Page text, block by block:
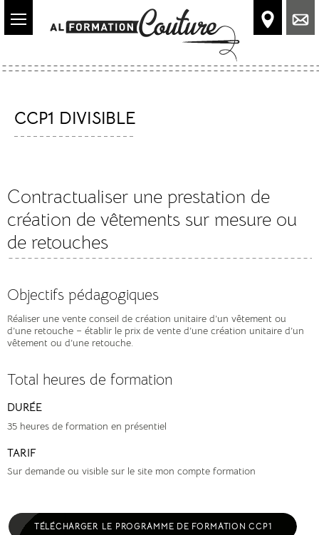
contenu
CCP1 DIVISIBLE
Contractualiser une prestation de
création de vêtements sur mesure ou
de retouches
Objectifs pédagogiques
Réaliser une vente conseil de création unitaire d’un vêtement ou
d’une retouche – établir le prix de vente d’une création unitaire d’un
vêtement ou d’une retouche.
Total heures de formation
DURÉE
35 heures de formation en présentiel
TARIF
Sur demande ou visible sur le site mon compte formation
TÉLÉCHARGER LE PROGRAMME DE FORMATION CCP1